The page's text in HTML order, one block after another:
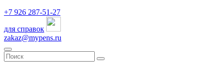
+7 926 287-51-27
для справок
zakaz@mypens.ru